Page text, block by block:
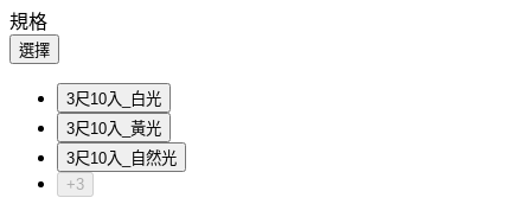
規格
選擇
3尺10入_白光
3尺10入_黃光
3尺10入_自然光
+3